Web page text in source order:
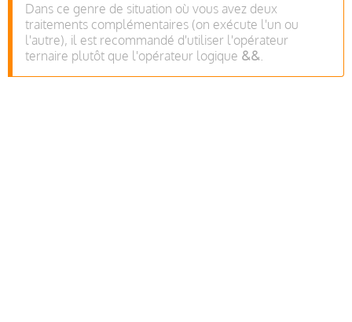
Dans ce genre de situation où vous avez deux
traitements complémentaires (on exécute l'un ou
l'autre), il est recommandé d'utiliser l'opérateur
ternaire plutôt que l'opérateur logique &&.